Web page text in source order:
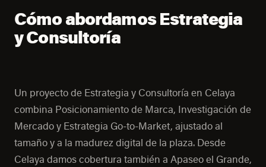
Cómo abordamos Estrategia
y Consultoría
Un proyecto de Estrategia y Consultoría en Celaya
combina Posicionamiento de Marca, Investigación de
Mercado y Estrategia Go-to-Market, ajustado al
tamaño y a la madurez digital de la plaza. Desde
Celaya damos cobertura también a Apaseo el Grande,